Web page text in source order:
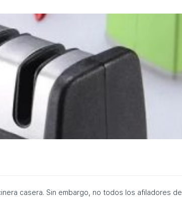
casera. Sin embargo, no todos los afiladores de